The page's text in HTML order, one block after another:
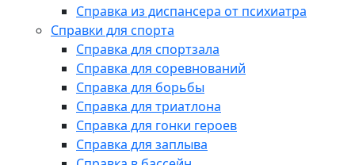
Справка из диспансера от психиатра
Справки для спорта
Справка для спортзала
Справка для соревнований
Справка для борьбы
Справка для триатлона
Справка для гонки героев
Справка для заплыва